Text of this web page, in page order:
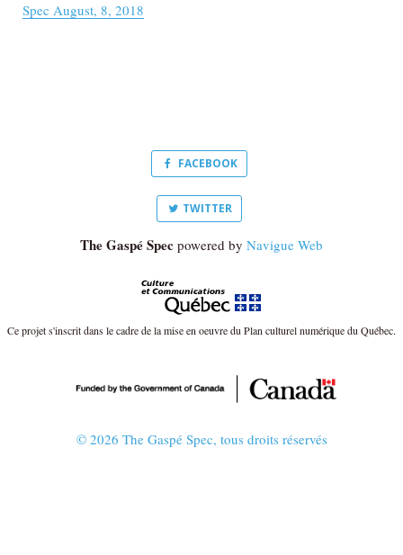
Spec August, 8, 2018
FACEBOOK
TWITTER
The Gaspé Spec powered by Navigue Web
Ce projet s'inscrit dans le cadre de la mise en oeuvre du Plan culturel numérique du Québec.
© 2026 The Gaspé Spec, tous droits réservés